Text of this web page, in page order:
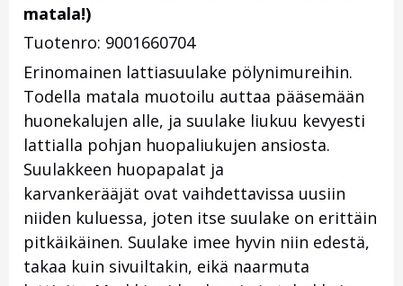
matala!)
Tuotenro: 9001660704
Erinomainen lattiasuulake pölynimureihin.
Todella matala muotoilu auttaa pääsemään
huonekalujen alle, ja suulake liukuu kevyesti
lattialla pohjan huopaliukujen ansiosta.
Suulakkeen huopapalat ja
karvankerääjät ovat vaihdettavissa uusiin
niiden kuluessa, joten itse suulake on erittäin
pitkäikäinen. Suulake imee hyvin niin edestä,
takaa kuin sivuiltakin, eikä naarmuta